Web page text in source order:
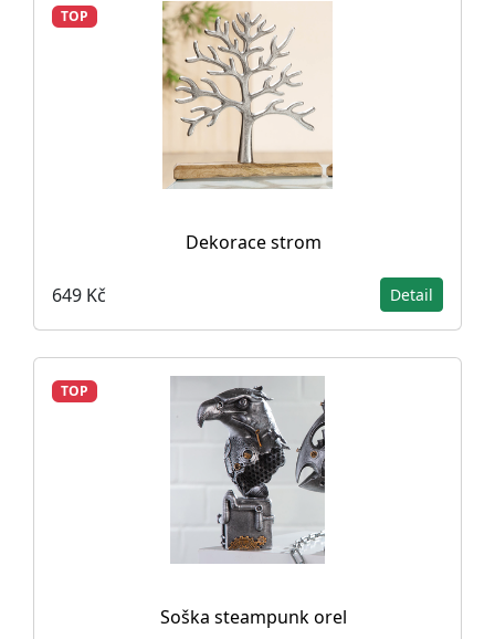
TOP
Dekorace strom
649 Kč Detail
TOP
Soška steampunk orel